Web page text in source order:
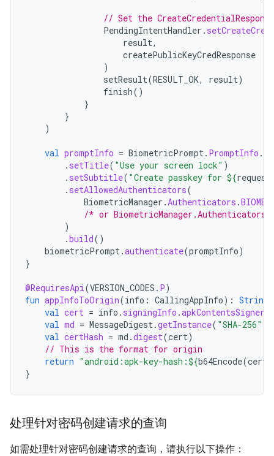
// Set the
PendingIntentHandler .
result,
createPublicKeyCredResponse
)
setResult(RESULT_OK, result)
finish()
}
}
)
val promptInfo = BiometricPrompt. PromptInfo .
. setTitle( "Use your screen lock" )
. setSubtitle( "Create passkey for ${request
. setAllowedAuthenticators(
BiometricManager .Authenticators .
/* or
)
.build()
biometricPrompt.authenticate(promptInfo)
}
@RequiresApi(VERSION_CODES . P)
fun appInfoToOrigin(info : CallingAppInfo): String
val cert = info . signingInfo .apkContentsSigners
val md = MessageDigest.getInstance( "SHA-256"
val certHash = md .digest(cert)
// This is the format for origin
return "android:apk-key-hash:${b64Encode(
}
处理针对密码创建请求的查询
如需处理针对密码创建请求的查询，请执行以下操作：